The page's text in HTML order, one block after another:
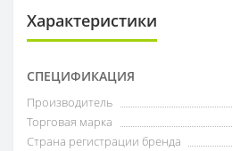
Характеристики
СПЕЦИФИКАЦИЯ
Производитель
Торговая марка
Страна регистрации бренда